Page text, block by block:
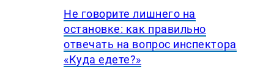
Не говорите лишнего на
остановке: как правильно
отвечать на вопрос инспектора
«Куда едете?»